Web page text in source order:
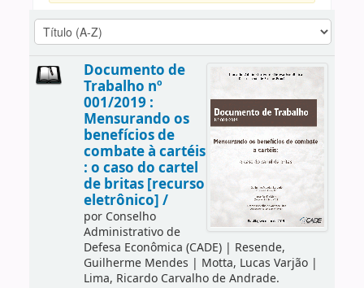
Documento de
Trabalho nº
001/2019 :
Mensurando os
benefícios de
combate à cartéis
: o caso do cartel
de britas [recurso
eletrônico] /
por Conselho
Administrativo de
Defesa Econômica (CADE)| Resende,
Guilherme Mendes | Motta, Lucas Varjão|
Lima, Ricardo Carvalho de Andrade.